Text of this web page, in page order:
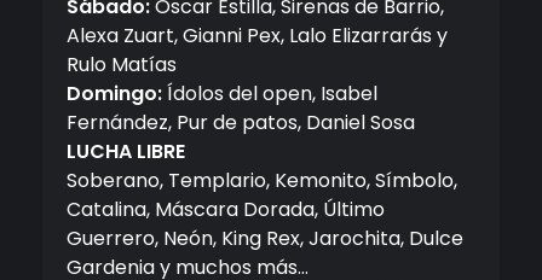
Sábado:Oscar Estilla, Sirenas de Barrio,
Alexa Zuart, Gianni Pex, Lalo Elizarrarás y
Rulo Matías
Domingo:Ídolos del open, Isabel
Fernández, Pur de patos, Daniel Sosa
LUCHA LIBRE
Soberano, Templario, Kemonito, Símbolo,
Catalina, Máscara Dorada, Último
Guerrero, Neón, King Rex, Jarochita, Dulce
Gardenia y muchos más…